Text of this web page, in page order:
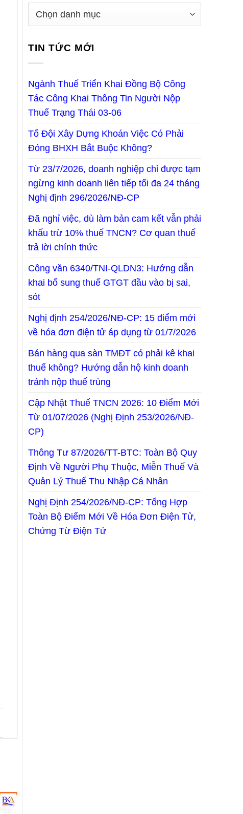
TIN TỨC MỚI
Ngành Thuế Triển Khai Đồng Bộ Công
Tác Công Khai Thông Tin Người Nộp
Thuế Trạng Thái 03-06
Tổ Đội Xây Dựng Khoán Việc Có Phải
Đóng BHXH Bắt Buộc Không?
Từ 23/7/2026, doanh nghiệp chỉ được tạm
ngừng kinh doanh liên tiếp tối đa 24 tháng
Nghị định 296/2026/NĐ-CP
Đã nghỉ việc, dù làm bản cam kết vẫn phải
khấu trừ 10% thuế TNCN? Cơ quan thuế
trả lời chính thức
Công văn 6340/TNI-QLDN3: Hướng dẫn
khai bổ sung thuế GTGT đầu vào bị sai,
sót
Nghị định 254/2026/NĐ-CP: 15 điểm mới
về hóa đơn điện tử áp dụng từ 01/7/2026
Bán hàng qua sàn TMĐT có phải kê khai
thuế không? Hướng dẫn hộ kinh doanh
tránh nộp thuế trùng
Cập Nhật Thuế TNCN 2026: 10 Điểm Mới
Từ 01/07/2026 (Nghị Định 253/2026/NĐ-
CP)
Thông Tư 87/2026/TT-BTC: Toàn Bộ Quy
Định Về Người Phụ Thuộc, Miễn Thuế Và
Quản Lý Thuế Thu Nhập Cá Nhân
Nghị Định 254/2026/NĐ-CP: Tổng Hợp
Toàn Bộ Điểm Mới Về Hóa Đơn Điện Tử,
Chứng Từ Điện Tử